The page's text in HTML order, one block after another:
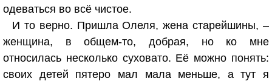
одеваться во всё чистое.
И то верно. Пришла Олеля, жена старейшины, –
женщина, в общем-то, добрая, но ко мне
относилась несколько суховато. Её можно понять:
своих детей пятеро мал мала меньше, а тут я